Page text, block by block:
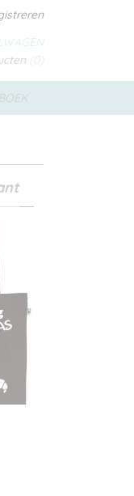
(0)